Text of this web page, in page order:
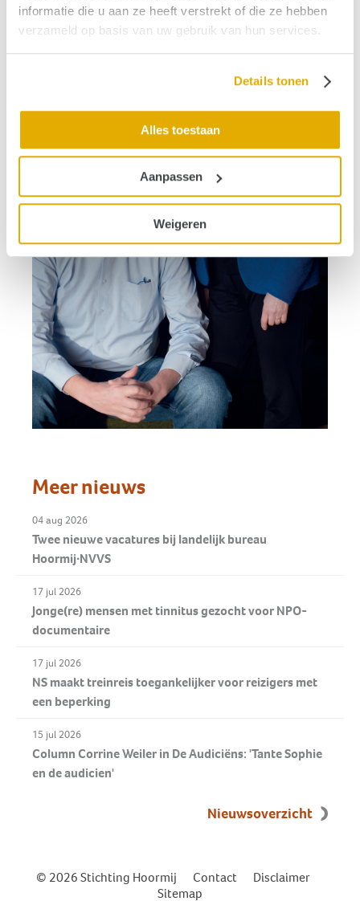
informatie die u aan ze heeft verstrekt of die ze hebben
verzameld op basis van uw gebruik van hun services.
Details tonen
Alles toestaan
Aanpassen
Weigeren
Meer nieuws
04 aug 2026
Twee nieuwe vacatures bij landelijk bureau
Hoormij∙NVVS
17 jul 2026
Jonge(re) mensen met tinnitus gezocht voor NPO-
documentaire
17 jul 2026
NS maakt treinreis toegankelijker voor reizigers met
een beperking
15 jul 2026
Column Corrine Weiler in De Audiciëns: 'Tante Sophie
en de audicien'
Nieuwsoverzicht
© 2026 Stichting Hoormij Contact Disclaimer
Sitemap